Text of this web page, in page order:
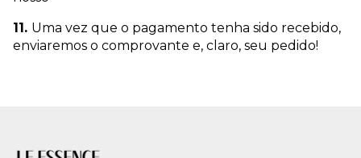
11. Uma vez que o pagamento tenha sido recebido,
enviaremos o comprovante e, claro, seu pedido!